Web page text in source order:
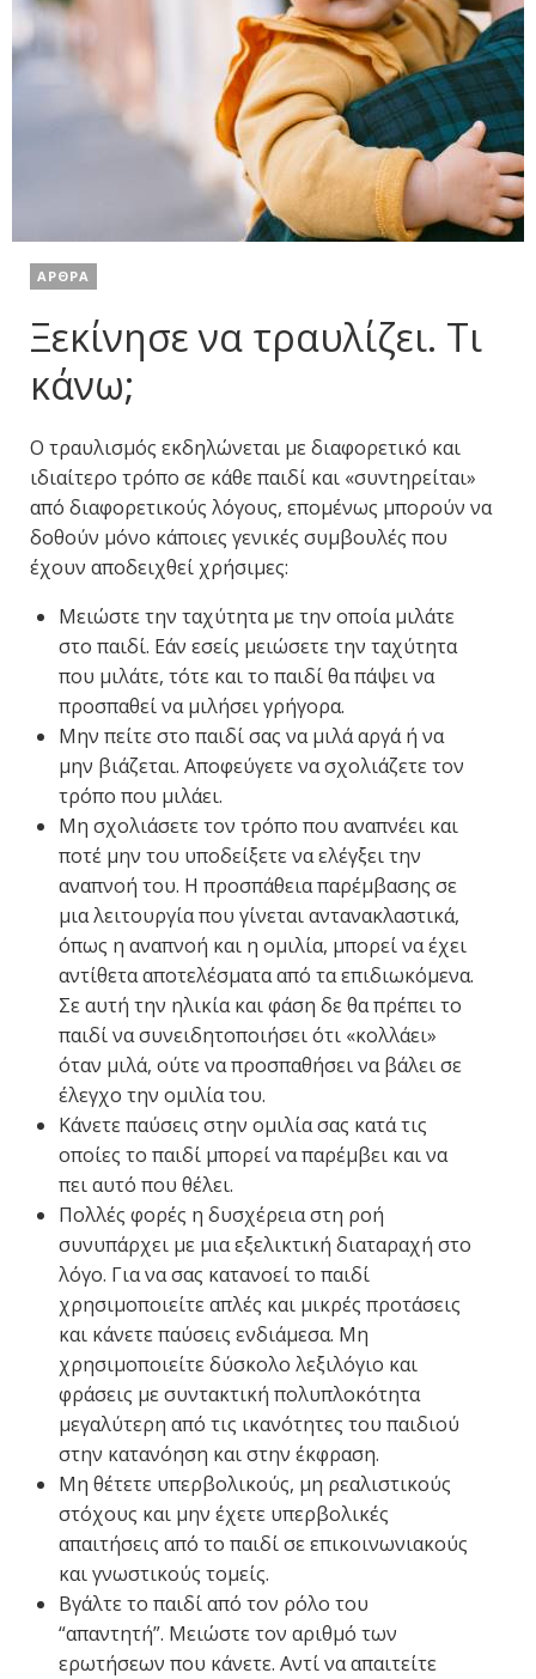
ΑΡΘΡΑ
Ξεκίνησε να τραυλίζει. Τι
κάνω;
Ο τραυλισμός εκδηλώνεται με διαφορετικό και
ιδιαίτερο τρόπο σε κάθε παιδί και «συντηρείται»
από διαφορετικούς λόγους, επομένως μπορούν να
δοθούν μόνο κάποιες γενικές συμβουλές που
έχουν αποδειχθεί χρήσιμες:
Μειώστε την ταχύτητα με την οποία μιλάτε
στο παιδί. Εάν εσείς μειώσετε την ταχύτητα
που μιλάτε, τότε και το παιδί θα πάψει να
προσπαθεί να μιλήσει γρήγορα.
Μην πείτε στο παιδί σας να μιλά αργά ή να
μην βιάζεται. Αποφεύγετε να σχολιάζετε τον
τρόπο που μιλάει.
Μη σχολιάσετε τον τρόπο που αναπνέει και
ποτέ μην του υποδείξετε να ελέγξει την
αναπνοή του. Η προσπάθεια παρέμβασης σε
μια λειτουργία που γίνεται αντανακλαστικά,
όπως η αναπνοή και η ομιλία, μπορεί να έχει
αντίθετα αποτελέσματα από τα επιδιωκόμενα.
Σε αυτή την ηλικία και φάση δε θα πρέπει το
παιδί να συνειδητοποιήσει ότι «κολλάει»
όταν μιλά, ούτε να προσπαθήσει να βάλει σε
έλεγχο την ομιλία του.
Κάνετε παύσεις στην ομιλία σας κατά τις
οποίες το παιδί μπορεί να παρέμβει και να
πει αυτό που θέλει.
Πολλές φορές η δυσχέρεια στη ροή
συνυπάρχει με μια εξελικτική διαταραχή στο
λόγο. Για να σας κατανοεί το παιδί
χρησιμοποιείτε απλές και μικρές προτάσεις
και κάνετε παύσεις ενδιάμεσα. Μη
χρησιμοποιείτε δύσκολο λεξιλόγιο και
φράσεις με συντακτική πολυπλοκότητα
μεγαλύτερη από τις ικανότητες του παιδιού
στην κατανόηση και στην έκφραση.
Μη θέτετε υπερβολικούς, μη ρεαλιστικούς
στόχους και μην έχετε υπερβολικές
απαιτήσεις από το παιδί σε επικοινωνιακούς
και γνωστικούς τομείς.
Βγάλτε το παιδί από τον ρόλο του
“απαντητή”. Μειώστε τον αριθμό των
ερωτήσεων που κάνετε. Αντί να απαιτείτε